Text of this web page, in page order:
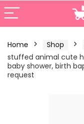
Home Shop
stuffed animal cute
baby shower, birth
request